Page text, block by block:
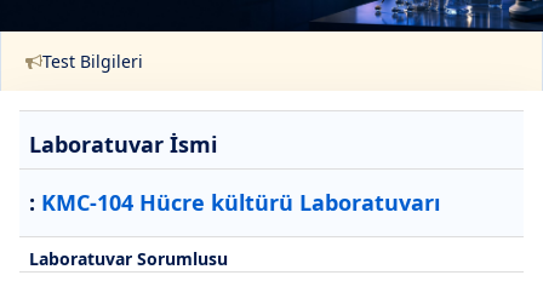
Test Bilgileri
Laboratuvar İsmi
: KMC-104 Hücre kültürü Laboratuvarı
Laboratuvar Sorumlusu